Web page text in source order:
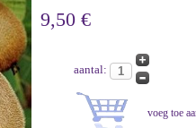
9,50 €
aantal: